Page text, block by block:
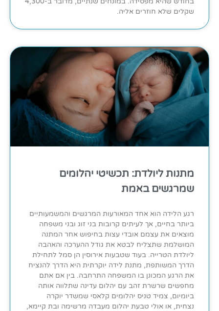
שקלים שלא חוזרים אליה.
מתנות ליולדת: תכשיטי יהלומים
שמרגשים באמת
רגע הלידה הוא אחד המאורעות המרגשים והמשמעותיים
ביותר בחיים, אך לעיתים קרובות בני זוג ובני משפחה
מוצאים את עצמם אובדי עצות בחיפוש אחר המתנה
המושלמת שתצליח לבטא את גודל ההערכה והאהבה
ליולדת הטרייה. בעוד שטבעות אירוסין הן סמל לתחילת
הדרך המשותפת, מתנת לידה יוקרתית היא הדרך להנציח
את הרגע המכונן בו המשפחה התרחבה. בין אם אתם
מחפשים שרשרת זהב עם יהלום עדינה שתלווה אותה
ביומיום, צמיד טניס יהלומים קלאסי שמשדר יוקרה
נצחית, או אולי טבעת יהלום מעבדה מרשימה ובת קיימא,